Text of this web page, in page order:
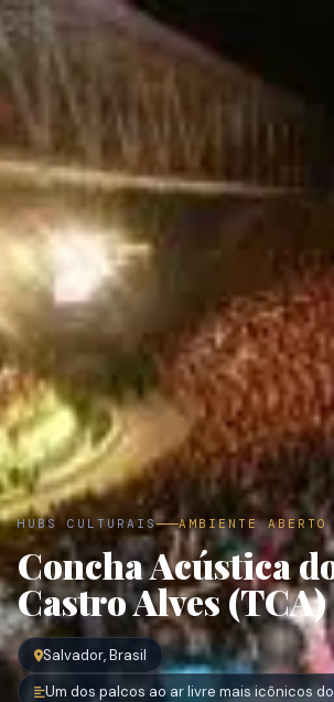
HUBS CULTURAIS AMBIENTE ABERTO
Concha Acústica
Castro Alves (TCA)
Salvador, Brasil
Um dos palcos ao ar livre mais icônicos